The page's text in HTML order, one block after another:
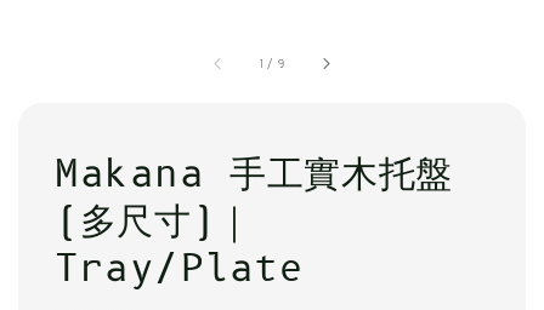
1 / 9
Makana 手工實木托盤
(多尺寸)｜
Tray/Plate